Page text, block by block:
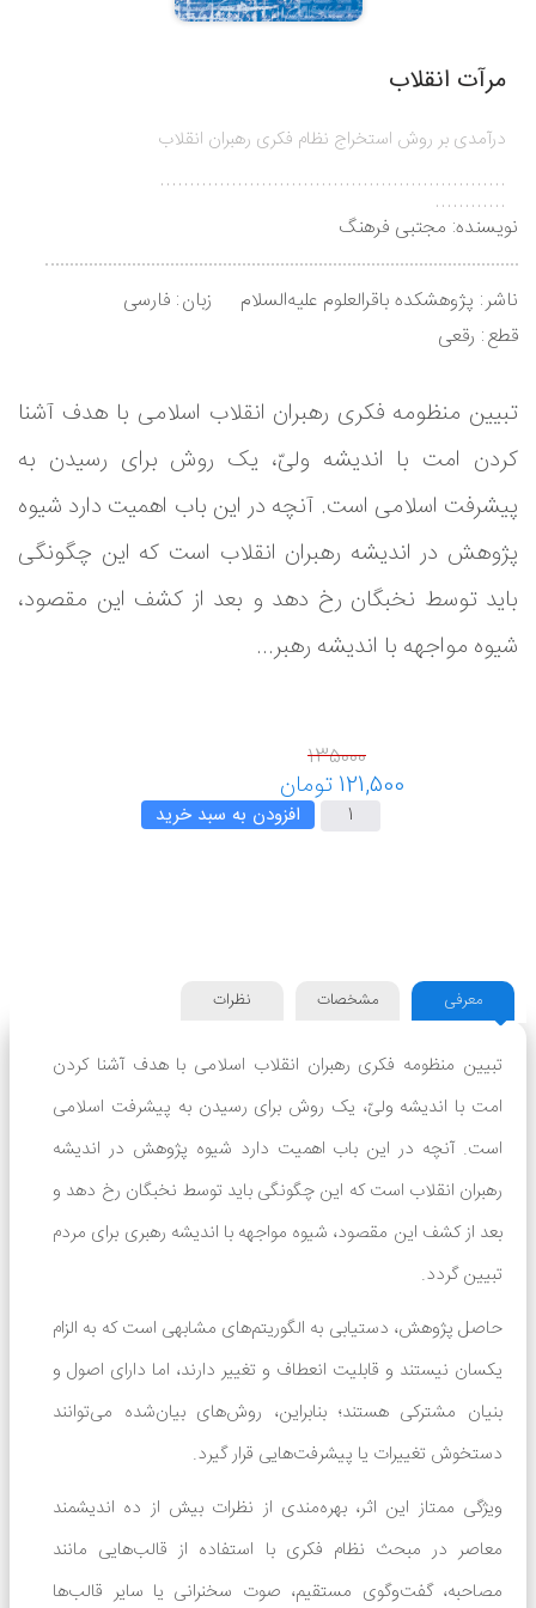
مرآت انقلاب
درآمدی بر روش استخراج نظام فکری رهبران انقلاب
..........................................................
............
نویسنده: مجتبی فرهنگ
ناشر پژوهشکده باقرالعلوم علیه‌السلام زبان فارسی
قطع رقعی
تبیین منظومه فکری رهبران انقلاب اسلامی با هدف آشنا
کردن امت با اندیشه ولیّ، یک روش برای رسیدن به
پیشرفت اسلامی است. آنچه در این باب اهمیت دارد شیوه
پژوهش در اندیشه رهبران انقلاب است که این چگونگی
باید توسط نخبگان رخ دهد و بعد از کشف این مقصود،
شیوه مواجهه با اندیشه رهبر...
افزودن به سبد خرید
معرفی مشخصات نظرات
تبیین منظومه فکری رهبران انقلاب اسلامی با هدف آشنا کردن
امت با اندیشه ولیّ، یک روش برای رسیدن به پیشرفت اسلامی
است. آنچه در این باب اهمیت دارد شیوه پژوهش در اندیشه
رهبران انقلاب است که این چگونگی باید توسط نخبگان رخ دهد و
بعد از کشف این مقصود، شیوه مواجهه با اندیشه رهبری برای مردم
تبیین گردد.
حاصل پژوهش، دستیابی به الگوریتم‌های مشابهی است که به الزام
یکسان نیستند و قابلیت انعطاف و تغییر دارند، اما دارای اصول و
بنیان مشترکی هستند؛ بنابراین، روش‌های بیان‌شده می‌توانند
دستخوش تغییرات یا پیشرفت‌هایی قرار گیرد.
ویژگی ممتاز این اثر، بهره‌مندی از نظرات بیش از ده اندیشمند
معاصر در مبحث نظام فکری با استفاده از قالب‌هایی مانند
مصاحبه، گفت‌وگوی مستقیم، صوت سخنرانی یا سایر قالب‌ها